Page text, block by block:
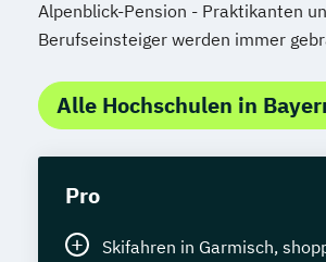
Alpenblick-Pension - Praktikanten
Berufseinsteiger werden immer
Alle Hochschulen in
Pro
Skifahren in Garmisch,